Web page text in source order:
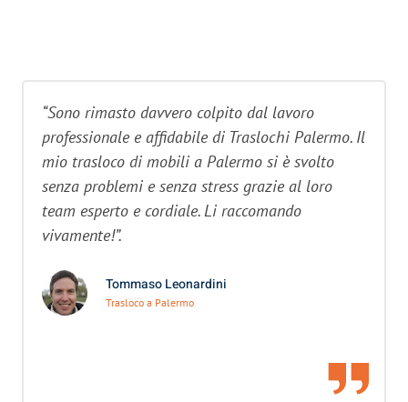
“Sono rimasto davvero colpito dal lavoro
professionale e affidabile di Traslochi Palermo. Il
mio trasloco di mobili a Palermo si è svolto
senza problemi e senza stress grazie al loro
team esperto e cordiale. Li raccomando
vivamente!”.
Tommaso Leonardini
Trasloco a Palermo